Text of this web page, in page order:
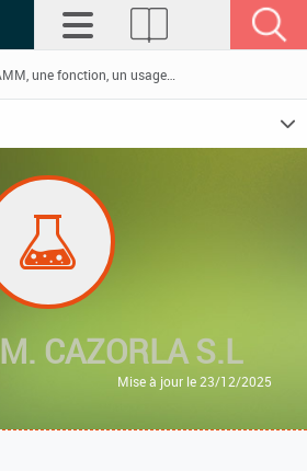
M. CAZORLA S.L
Mise à jour le 23/12/2025